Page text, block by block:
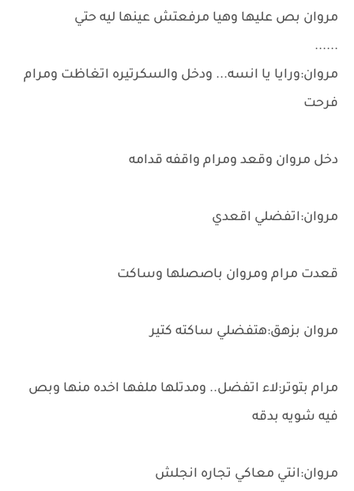
مروان بص عليها وهيا مرفعتش عينها ليه حتي
......
مروان:ورايا يا انسه... ودخل والسكرتيره اتغاظت ومرام
فرحت
دخل مروان وقعد ومرام واقفه قدامه
مروان:اتفضلي اقعدي
قعدت مرام ومروان باصصلها وساكت
مروان بزهق:هتفضلي ساكته كتير
مرام بتوتر:لاء اتفضل.. ومدتلها ملفها اخده منها وبص
فيه شويه بدقه
مروان:انتي معاكي تجاره انجلش